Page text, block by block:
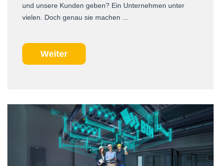
und unsere Kunden geben? Ein Unternehmen unter
vielen. Doch genau sie machen ...
Weiter